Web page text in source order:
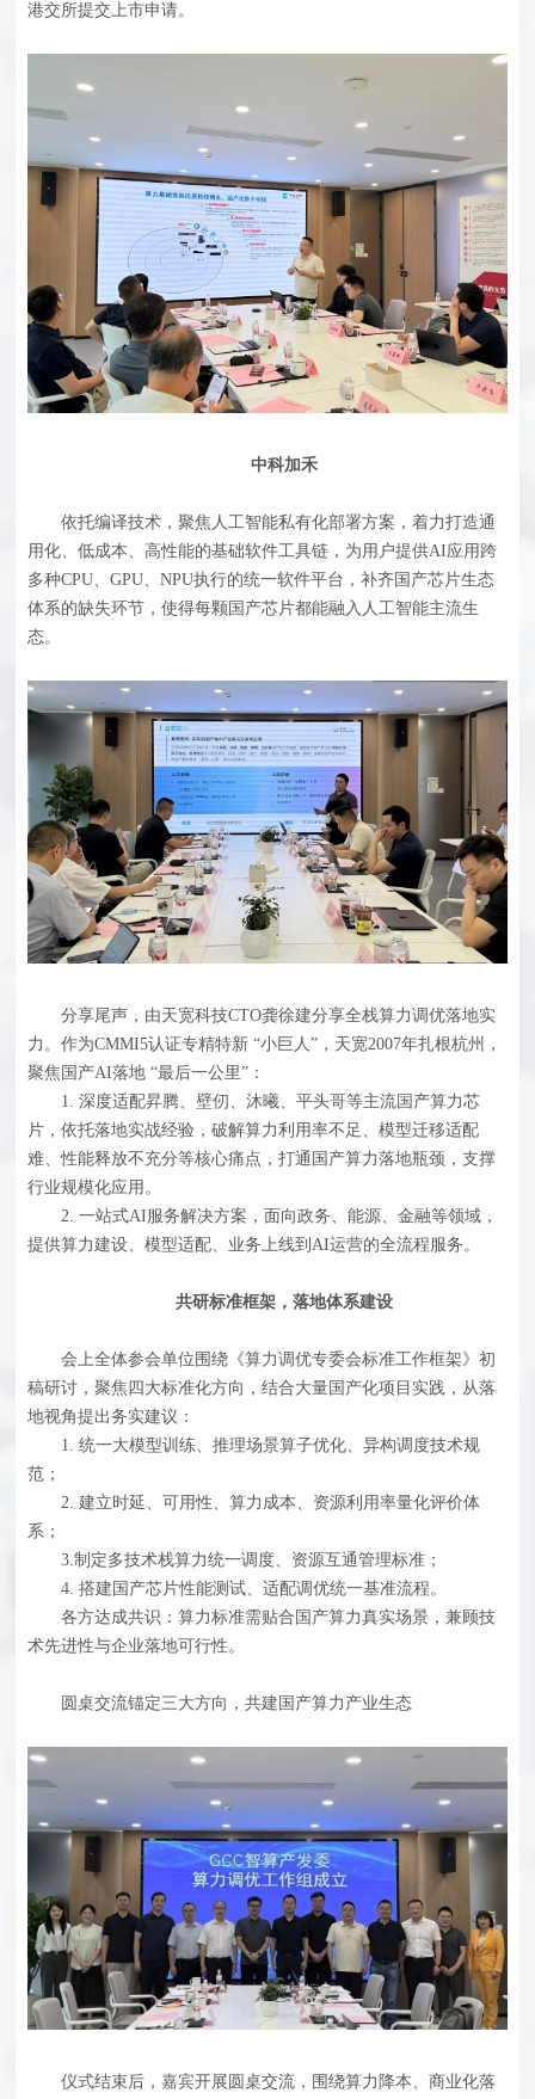
港交所提交上市申请。
中科加禾
依托编译技术，聚焦人工智能私有化部署方案，着力打造通
用化、低成本、高性能的基础软件工具链，为用户提供AI应用跨
多种CPU、GPU、NPU执行的统一软件平台，补齐国产芯片生态
体系的缺失环节，使得每颗国产芯片都能融入人工智能主流生
态。
分享尾声，由天宽科技CTO龚徐建分享全栈算力调优落地实
力。作为CMMI5认证专精特新 “小巨人”，天宽2007年扎根杭州，
聚焦国产AI落地 “最后一公里”：
1. 深度适配昇腾、壁仞、沐曦、平头哥等主流国产算力芯
片，依托落地实战经验，破解算力利用率不足、模型迁移适配
难、性能释放不充分等核心痛点，打通国产算力落地瓶颈，支撑
行业规模化应用。
2. 一站式AI服务解决方案，面向政务、能源、金融等领域，
提供算力建设、模型适配、业务上线到AI运营的全流程服务。
共研标准框架，落地体系建设
会上全体参会单位围绕《算力调优专委会标准工作框架》初
稿研讨，聚焦四大标准化方向，结合大量国产化项目实践，从落
地视角提出务实建议：
1. 统一大模型训练、推理场景算子优化、异构调度技术规
范；
2. 建立时延、可用性、算力成本、资源利用率量化评价体
系；
3.制定多技术栈算力统一调度、资源互通管理标准；
4. 搭建国产芯片性能测试、适配调优统一基准流程。
各方达成共识：算力标准需贴合国产算力真实场景，兼顾技
术先进性与企业落地可行性。
圆桌交流锚定三大方向，共建国产算力产业生态
仪式结束后，嘉宾开展圆桌交流，围绕算力降本、商业化落